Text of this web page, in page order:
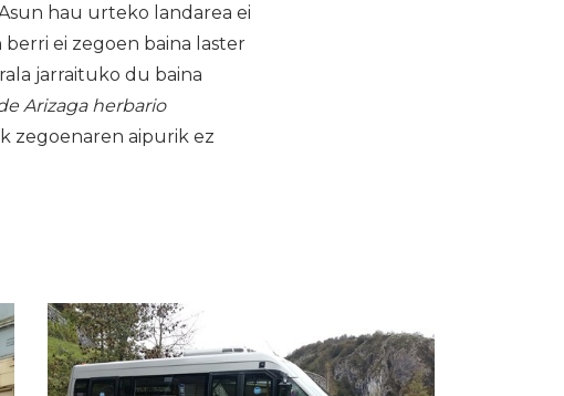
hau urteko landarea ei
ei zegoen baina laster
jarraituko du baina
Arizaga herbario
zegoenaren aipurik ez